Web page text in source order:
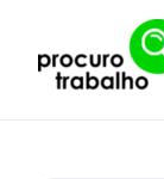
content